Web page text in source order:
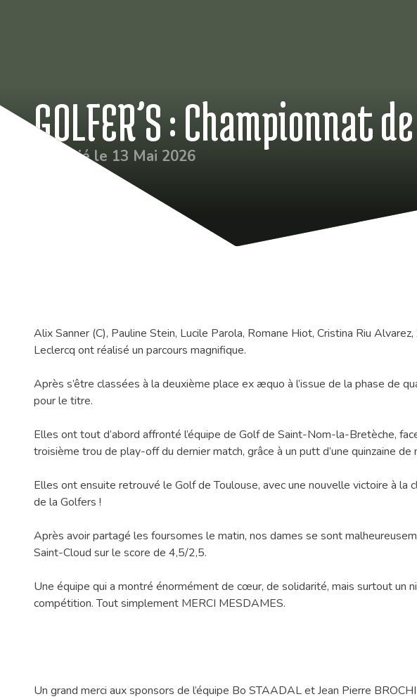
GOLFER’S : Championnat
Publié le 13 Mai 2026
Alix Sanner (C), Pauline Stein, Lucile Parola, Romane Hiot, Cristina Riu
Leclercq ont réalisé un parcours magnifique.
Après s’être classées à la deuxième place ex æquo à l’issue de la phase de
pour le titre.
Elles ont tout d’abord affronté l’équipe de Golf de Saint-Nom-la-Bretèche,
troisième trou de play-off du dernier match, grâce à un putt d’une quinzaine
Elles ont ensuite retrouvé le Golf de Toulouse, avec une nouvelle victoire à la
de la Golfers !
Après avoir partagé les foursomes le matin, nos dames se sont
Saint-Cloud sur le score de 4,5/2,5.
Une équipe qui a montré énormément de cœur, de solidarité, mais surtout un
compétition. Tout simplement MERCI MESDAMES.
Un grand merci aux sponsors de l’équipe Bo STAADAL et Jean Pierre